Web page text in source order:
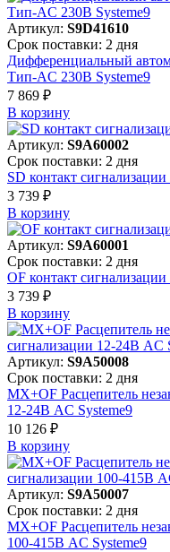
Артикул: S9D41610
Срок поставки: 2 дня
Дифференциальный
Тип-AC 230В Systeme9
7 869 ₽
В корзинy
Артикул: S9A60002
Срок поставки: 2 дня
SD контакт
3 739 ₽
В корзинy
Артикул: S9A60001
Срок поставки: 2 дня
OF контакт
3 739 ₽
В корзинy
Артикул: S9A50008
Срок поставки: 2 дня
MX+OF Расцепитель
12-24В AC Systeme9
10 126 ₽
В корзинy
Артикул: S9A50007
Срок поставки: 2 дня
MX+OF Расцепитель
100-415В AC Systeme9